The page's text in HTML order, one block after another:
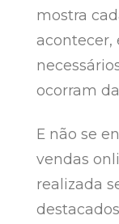
mostra
acontecer,
ocorram
E não se
vendas
realizada